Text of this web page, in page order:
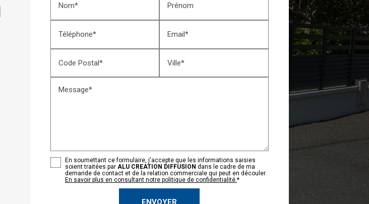
Nom* Prénom
Téléphone* Email*
Code Postal* Ville*
Message*
En soumettant ce formulaire, j'accepte que les informations saisies
soient traitées par ALU CREATION DIFFUSION dans le cadre de ma
demande de contact et de la relation commerciale qui peut en découler.
En savoir plus en consultant notre politique de confidentialité.*